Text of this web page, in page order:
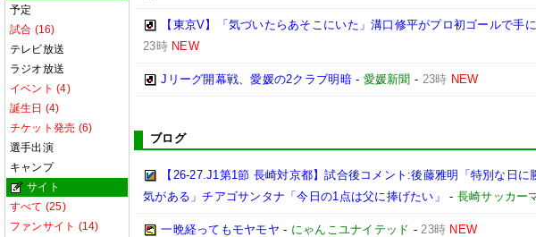
予定
試合 (16)
テレビ放送
ラジオ放送
イベント (4)
誕生日 (4)
チケット発売 (6)
選手出演
キャンプ
サイト
すべて (25)
ファンサイト (14)
【東京V】「気づいたらあそこにいた」溝口修平がプロ初ゴールで手
23時 NEW
Jリーグ開幕戦、愛媛の2クラブ明暗- 愛媛新聞 - 23時 NEW
ブログ
【26-27.J1第1節 長崎対京都】試合後コメント:後藤雅明「特別な日
気がある」チアゴサンタナ「今日の1点は父に捧げたい」
- 長崎サッカー
一晩経ってもモヤモヤ - にゃんこユナイテッド -23時 NEW